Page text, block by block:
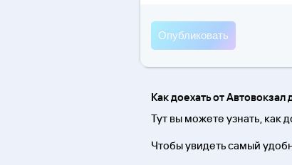
Как доехать от
Тут вы можете узнать, как
Чтобы увидеть самый